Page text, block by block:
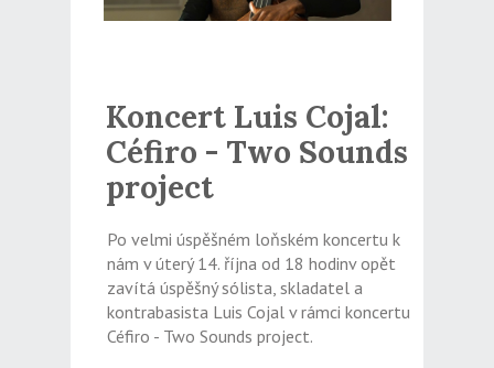
Koncert Luis Cojal:
Céfiro - Two Sounds
project
Po velmi úspěšném loňském koncertu k
nám v úterý 14. října od 18 hodinv opět
zavítá úspěšný sólista, skladatel a
kontrabasista Luis Cojal v rámci koncertu
Céfiro - Two Sounds project.